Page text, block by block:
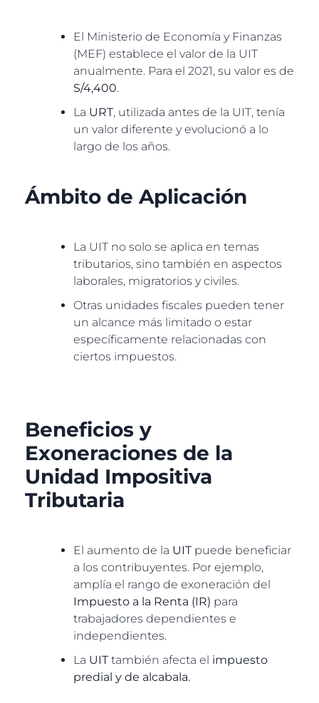
El Ministerio de Economía y Finanzas
(MEF) establece el valor de la UIT
anualmente. Para el 2021, su valor es de
S/4,400.
La URT, utilizada antes de la UIT, tenía
un valor diferente y evolucionó a lo
largo de los años.
Ámbito de Aplicación
La UIT no solo se aplica en temas
tributarios, sino también en aspectos
laborales, migratorios y civiles.
Otras unidades fiscales pueden tener
un alcance más limitado o estar
específicamente relacionadas con
ciertos impuestos.
Beneficios y
Exoneraciones de la
Unidad Impositiva
Tributaria
El aumento de la UITpuede beneficiar
a los contribuyentes. Por ejemplo,
amplía el rango de exoneración del
Impuesto a la Renta (IR) para
trabajadores dependientes e
independientes.
La UITtambién afecta el impuesto
predial y de alcabala.